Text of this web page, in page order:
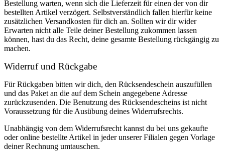
Bestellung warten, wenn sich die Lieferzeit für einen der von dir
bestellten Artikel verzögert. Selbstverständlich fallen hierfür keine
zusätzlichen Versandkosten für dich an. Sollten wir dir wider
Erwarten nicht alle Teile deiner Bestellung zukommen lassen
können, hast du das Recht, deine gesamte Bestellung rückgängig zu
machen.
Widerruf und Rückgabe
Für Rückgaben bitten wir dich, den Rücksendeschein auszufüllen
und das Paket an die auf dem Schein angegebene Adresse
zurückzusenden. Die Benutzung des Rücksendescheins ist nicht
Voraussetzung für die Ausübung deines Widerrufsrechts.
Unabhängig von dem Widerrufsrecht kannst du bei uns gekaufte
oder online bestellte Artikel in jeder unserer Filialen gegen Vorlage
deiner Rechnung umtauschen.